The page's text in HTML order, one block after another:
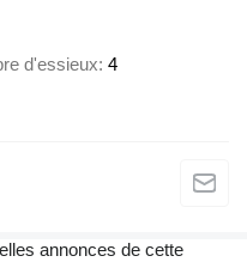
d'essieux 4
annonces de cette